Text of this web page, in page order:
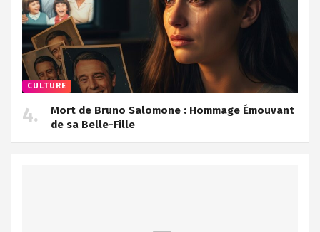
CULTURE
Mort de Bruno Salomone : Hommage Émouvant
de sa Belle-Fille